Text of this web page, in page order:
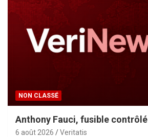
NON CLASSÉ
Anthony Fauci, fusible contrôlé
6 août 2026 Veritatis